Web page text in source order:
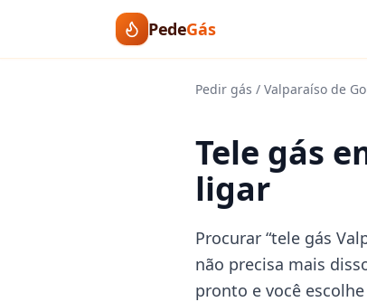
PedeGás
Pedir gás / Valparaíso de
Tele gás
ligar
Procurar “tele gás
não precisa mais
pronto e você